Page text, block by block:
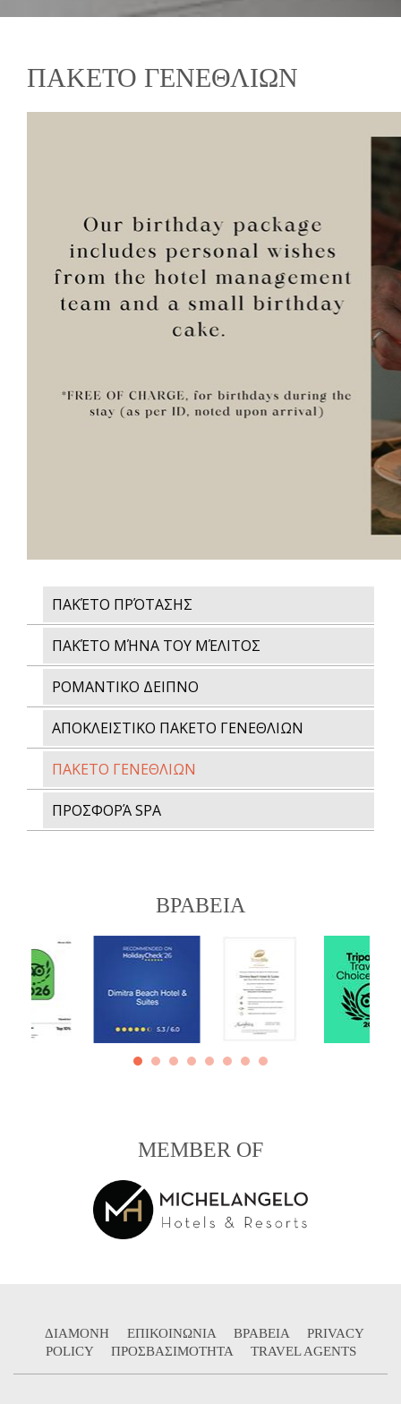
ΠΑΚΕΤΟ ΓΕΝΕΘΛΙΩΝ
ΠΑΚΈΤΟ ΠΡΌΤΑΣΗΣ
ΠΑΚΈΤΟ ΜΉΝΑ ΤΟΥ ΜΈΛΙΤΟΣ
ΡΟΜΑΝΤΙΚΟ ΔΕΙΠΝΟ
ΑΠΟΚΛΕΙΣΤΙΚΟ ΠΑΚΕΤΟ ΓΕΝΕΘΛΙΩΝ
ΠΑΚΕΤΟ ΓΕΝΕΘΛΙΩΝ
ΠΡΟΣΦΟΡΆ SPA
ΒΡΑΒΕΙΑ
MEMBER OF
ΔΙΑΜΟΝΗ ΕΠΙΚΟΙΝΩΝΙΑ ΒΡΑΒΕΙΑ
PRIVACY
POLICY
ΠΡΟΣΒΑΣΙΜΟΤΗΤΑ TRAVEL AGENTS